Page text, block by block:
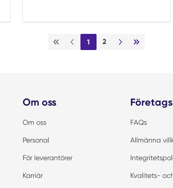
Första sidan
Föregående sida
1 2
Nästa sidaSista sidan
Om oss
Om oss
Personal
För leverantörer
Karriär
FAQs
Allmänna
Kvalitets-